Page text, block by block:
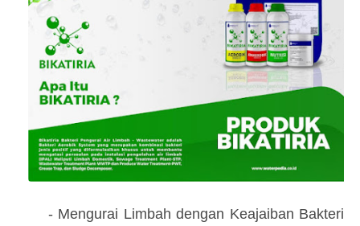
- Mengurai Limbah dengan Keajaiban Bakteri